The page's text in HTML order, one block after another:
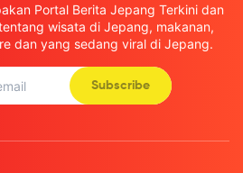
Portal Berita Jepang Terkini dan
wisata di Jepang, makanan,
dan yang sedang viral di Jepang.
Subscribe